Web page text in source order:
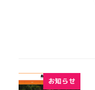
お知らせ